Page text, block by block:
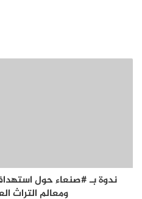
ندوة بـ #صنعاء حول
ومعالم التراث